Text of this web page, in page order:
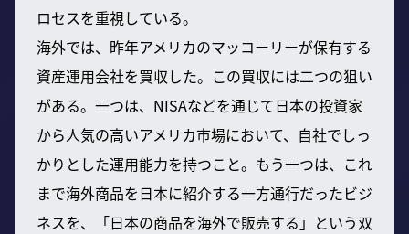
ロセスを重視している。
海外では、昨年アメリカのマッコーリーが保有する
資産運用会社を買収した。この買収には二つの狙い
がある。一つは、NISAなどを通じて日本の投資家
から人気の高いアメリカ市場において、自社でしっ
かりとした運用能力を持つこと。もう一つは、これ
まで海外商品を日本に紹介する一方通行だったビジ
ネスを、「日本の商品を海外で販売する」という双